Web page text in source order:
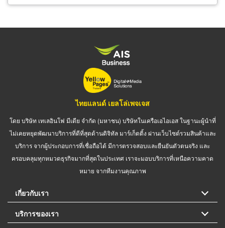
ไทยแลนด์ เยลโล่เพจเจส
โดย บริษัท เทเลอินโฟ มีเดีย จำกัด (มหาชน) บริษัทในเครือเอไอเอส ในฐานะผู้นำที่
ไม่เคยหยุดพัฒนาบริการที่ดีที่สุดด้านดิจิทัล มาร์เก็ตติ้ง ผ่านเว็บไซต์รวมสินค้าและ
บริการ จากผู้ประกอบการที่เชื่อถือได้ มีการตรวจสอบและยืนยันตัวตนจริง และ
ครอบคลุมทุกหมวดธุรกิจมากที่สุดในประเทศ เราจะมอบบริการที่เหนือความคาด
หมาย จากทีมงานคุณภาพ
เกี่ยวกับเรา
บริการของเรา